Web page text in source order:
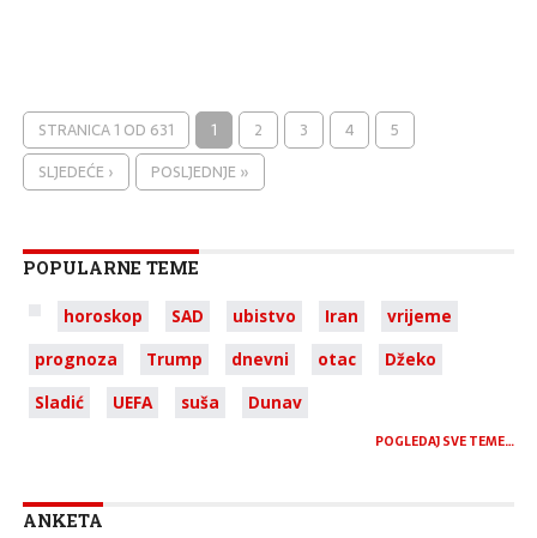
STRANICA 1 OD 631 1 2 3 4
5
SLJEDEĆE ›
POSLJEDNJE »
POPULARNE TEME
horoskop SAD ubistvo Iran
vrijeme
prognoza
Trump dnevni otac
Džeko
Sladić
UEFA suša Dunav
POGLEDAJ SVE TEME…
ANKETA